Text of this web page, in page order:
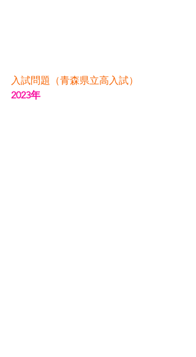
入試問題
（青森県立高入試）
2023年